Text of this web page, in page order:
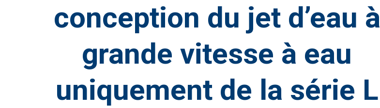
conception du jet d’eau à
grande vitesse à eau
uniquement de la série L